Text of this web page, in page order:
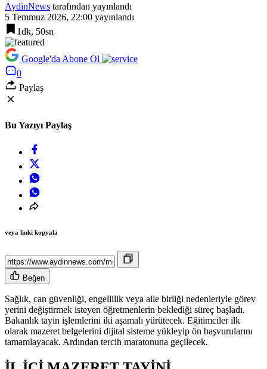
AydinNews tarafından yayınlandı
5 Temmuz 2026, 22:00 yayınlandı
1dk, 50sn
Google'da Abone Ol
0
Paylaş
Bu Yazıyı Paylaş
veya linki kopyala
Beğen
Sağlık, can güvenliği, engellilik veya aile birliği nedenleriyle görev
yerini değiştirmek isteyen öğretmenlerin beklediği süreç başladı.
Bakanlık tayin işlemlerini iki aşamalı yürütecek. Eğitimciler ilk
olarak mazeret belgelerini dijital sisteme yükleyip ön başvurularını
tamamlayacak. Ardından tercih maratonuna geçilecek.